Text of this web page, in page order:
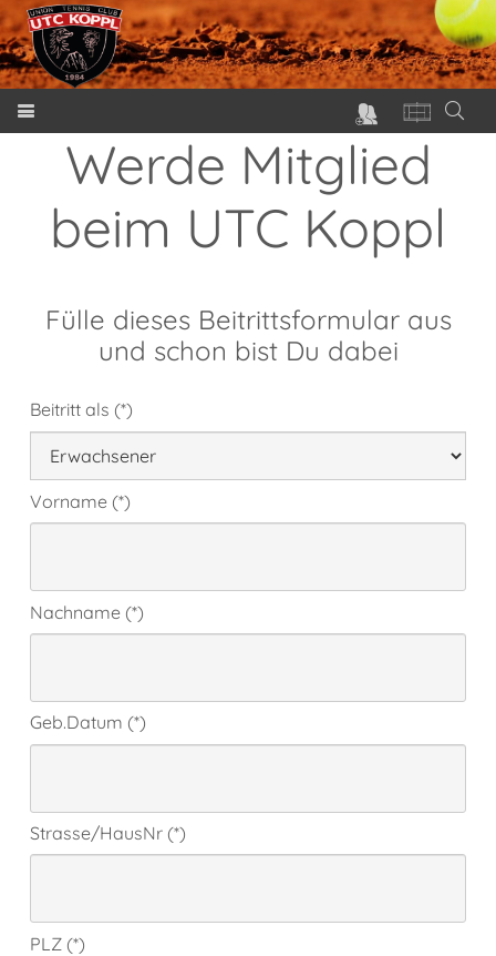
Werde Mitglied
beim UTC Koppl
Fülle dieses Beitrittsformular aus
und schon bist Du dabei
Beitritt als (*)
Vorname (*)
Nachname (*)
Geb.Datum (*)
Strasse/HausNr (*)
PLZ (*)